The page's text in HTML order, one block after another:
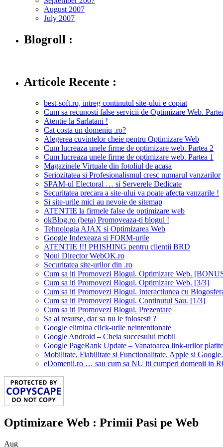
August 2007
July 2007
Blogroll :
Articole Recente :
best-soft.ro, intreg continutul site-ului e copiat
Cum sa recunosti false servicii de Optimizare Web.
Atentie la Sarlatani !
Cat costa un domeniu .ro?
Alegerea cuvintelor cheie pentru Optimizare Web
Cum lucreaza unele firme de optimizare web. Partea 2
Cum lucreaza unele firme de optimizare web. Partea 1
Magazinele Virtuale din fotoliul de acasa
Seriozitatea si Profesionalismul cresc numarul vanzarilor
SPAM-ul Electoral … si Serverele Dedicate
Securitatea precara a site-ului va poate afecta vanzarile !
Si site-urile mici au nevoie de sitemap
ATENTIE la firmele false de optimizare web
okBlog.ro (beta) Promoveaza-ti blogul !
Tehnologia AJAX si Optimizarea Web
Google Indexeaza si FORM-urile
ATENTIE !!! PHISHING pentru clientii BRD
Noul Director WebOK.ro
Securitatea site-urilor din .ro
Cum sa iti Promovezi Blogul. Optimizare Web.
Cum sa iti Promovezi Blogul. Optimizare Web. [3/3]
Cum sa iti Promovezi Blogul. Interactiunea cu
Cum sa iti Promovezi Blogul. Continutul Sau. [1/3]
Cum sa iti Promovezi Blogul. Prezentare
Sa ai resurse, dar sa nu le folosesti ?
Google elimina click-urile neintentionate
Google Android – Cheia succesului mobil
Google PageRank Update – Vanatoarea link-urilor platite
Mobilitate, Fiabilitate si Functionalitate. Apple si Google.
eDomenii.ro … sau cum sa NU iti cumperi domenii in
Optimizare Web : Primii Pasi pe Web
Aug